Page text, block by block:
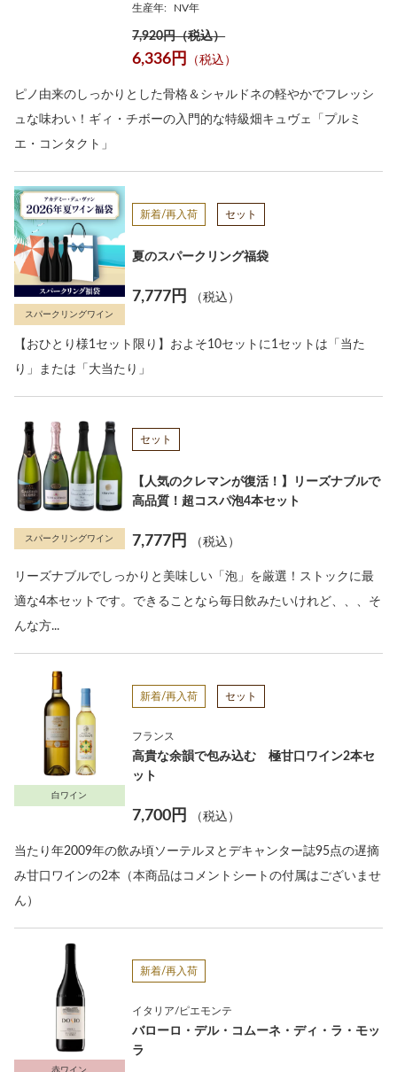
生産年:
NV年
7,920円（税込）
6,336円 （税込）
ピノ由来のしっかりとした骨格＆シャルドネの軽やかでフレッシ
ュな味わい！ギィ・チボーの入門的な特級畑キュヴェ「プルミ
エ・コンタクト」
スパークリングワイン
新着/再入荷 セット
夏のスパークリング福袋
7,777円 （税込）
【おひとり様1セット限り】およそ10セットに1セットは「当た
り」または「大当たり」
スパークリングワイン
セット
【人気のクレマンが復活！】リーズナブルで
高品質！超コスパ泡4本セット
7,777円 （税込）
リーズナブルでしっかりと美味しい「泡」を厳選！ストックに最
適な4本セットです。できることなら毎日飲みたいけれど、、、そ
んな方...
白ワイン
新着/再入荷 セット
フランス
高貴な余韻で包み込む 極甘口ワイン2本セ
ット
7,700円 （税込）
当たり年2009年の飲み頃ソーテルヌとデキャンター誌95点の遅摘
み甘口ワインの2本（本商品はコメントシートの付属はございませ
ん）
新着/再入荷
イタリア/ピエモンテ
バローロ・デル・コムーネ・ディ・ラ・モッ
ラ